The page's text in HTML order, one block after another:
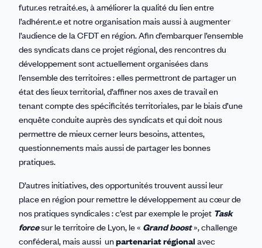
futur.es retraité.es, à améliorer la qualité du lien entre
l’adhérent.e et notre organisation mais aussi à augmenter
l’audience de la CFDT en région. Afin d’embarquer l’ensemble
des syndicats dans ce projet régional, des rencontres du
développement sont actuellement organisées dans
l’ensemble des territoires : elles permettront de partager un
état des lieux territorial, d’affiner nos axes de travail en
tenant compte des spécificités territoriales, par le biais d’une
enquête conduite auprès des syndicats et qui doit nous
permettre de mieux cerner leurs besoins, attentes,
questionnements mais aussi de partager les bonnes
pratiques.
D’autres initiatives, des opportunités trouvent aussi leur
place en région pour remettre le développement au cœur de
nos pratiques syndicales : c’est par exemple le projet Task
forcesur le territoire de Lyon, le « Grand boost», challenge
conféderal, mais aussi unpartenariat régional avec